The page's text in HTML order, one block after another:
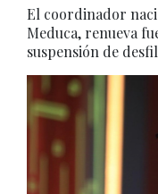
El coordinador
Meduca, renueva
suspensión de